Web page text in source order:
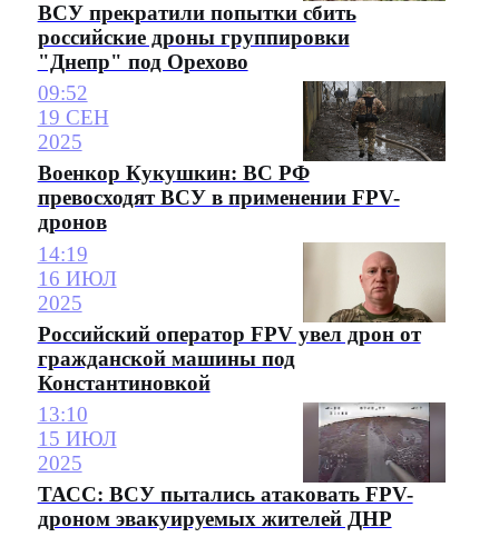
ВСУ прекратили попытки сбить
российские дроны группировки
"Днепр" под Орехово
09:52
19 СЕН
2025
Военкор Кукушкин: ВС РФ
превосходят ВСУ в применении FPV-
дронов
14:19
16 ИЮЛ
2025
Российский оператор FPV увел дрон от
гражданской машины под
Константиновкой
13:10
15 ИЮЛ
2025
ТАСС: ВСУ пытались атаковать FPV-
дроном эвакуируемых жителей ДНР